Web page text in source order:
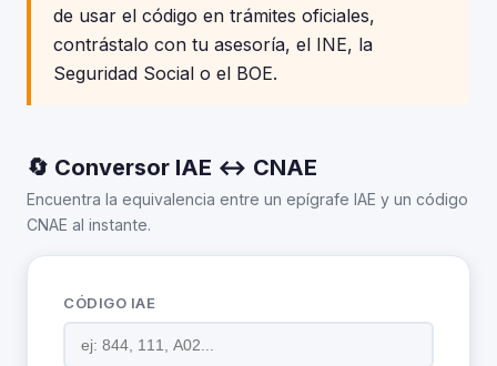
de usar el código en trámites oficiales,
contrástalo con tu asesoría, el INE, la
Seguridad Social o el BOE.
🔄 Conversor IAE ↔ CNAE
Encuentra la equivalencia entre un epígrafe IAE y un código
CNAE al instante.
CÓDIGO IAE